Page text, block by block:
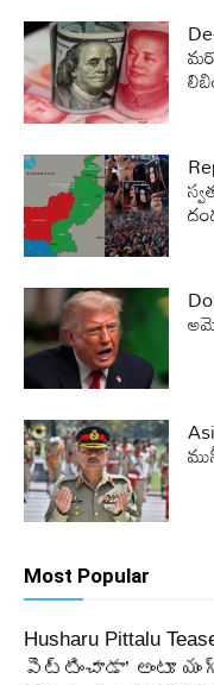
Most Popular
Husharu Pittalu
పెట్టించాడా’ అంటూ